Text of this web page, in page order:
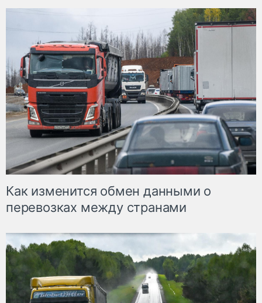
Как изменится обмен данными о
перевозках между странами